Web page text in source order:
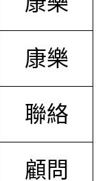
康樂
聯絡
顧問